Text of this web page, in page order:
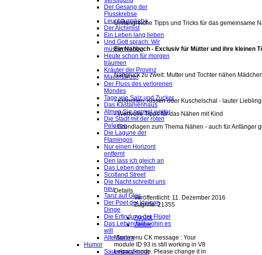
Der Gesang der
Flusskrebse
Leuchtturmliebe
Der Alchimist
Ein Leben lang lieben
Und Gott sprach: Wir
müssen reden
Heute schon für morgen
träumen
Kräuter der Provinz
Mauertänzer
Der Fluss des verlorenen
Mondes
Tage wie Salz und Zucker
Das Kastanienhaus
Atmen Sie normal weiter
Die Stadt mit der roten
Pelerine
Die Lagune der
Flamingos
Nur einen Horizont
entfernt
Den lass ich gleich an
Das Leben drehen
Scotland Street
Die Nacht schreibt uns
neu
Tanz auf Glas
Der Poet der kleinen
Dinge
Die Erfindung der Flügel
Das Leben fällt wohin es
will
Alte Sorten
Humor
Sauerkrautkoma
Umfangreiche Tipps und Tricks für das gemeinsame
Ein Nähbuch - Exclusiv für Mütter und ihre kleinen
Nähglück zu zweit: Mutter und Tochter nähen
- Krönchen, Kissen oder Kuschelschal - lauter
- Wertvolle Tipps für das Nähen mit Kind
- Grundlagen zum Thema Nähen - auch für Anfänger
Details
Veröffentlicht: 11. Dezember 2016
Zugriffe: 21355
Zurück
Weiter
Maximenu CK message : Your
module ID 93 is still working in V8
Legacy mode. Please change it in